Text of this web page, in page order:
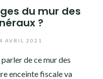
du mur des
?
AVRIL 2021
de ce mur des
enceinte fiscale va